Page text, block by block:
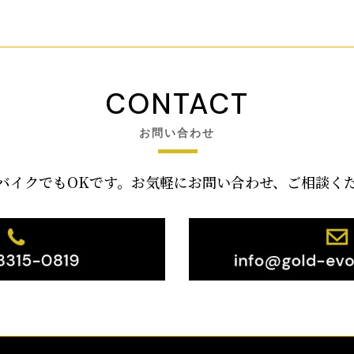
CONTACT
お問い合わせ
イクでもOKです。お気軽にお問い合わせ、ご相談く